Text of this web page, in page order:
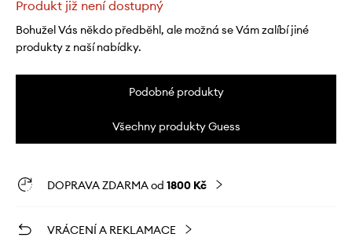
Produkt již není dostupný
Bohužel Vás někdo předběhl, ale možná se Vám zalíbí jiné
produkty z naší nabídky.
Podobné produkty
Všechny produkty Guess
DOPRAVA ZDARMA od 1800 Kč
VRÁCENÍ A REKLAMACE